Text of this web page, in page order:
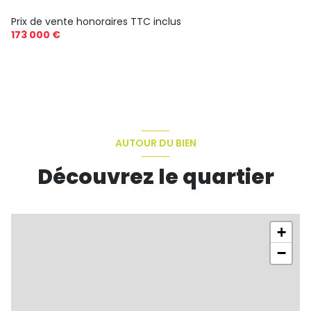
Prix de vente honoraires TTC inclus
173 000 €
AUTOUR DU BIEN
Découvrez le quartier
+
−